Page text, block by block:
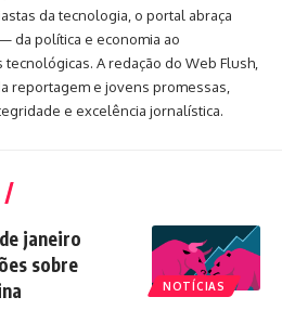
da tecnologia, o portal abraça
da política e economia ao
A redação do Web Flush,
reportagem e jovens promessas,
e excelência jornalística.
NOTÍCIAS
janeiro
sobre